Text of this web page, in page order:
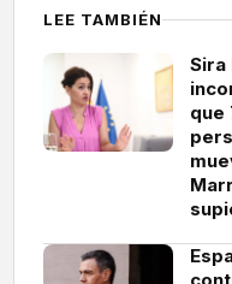
LEE TAMBIÉN
Sira
que